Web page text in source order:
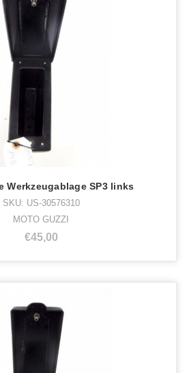
Werkzeugablage SP3 links
SKU: US-30576310
MOTO GUZZI
€45,00